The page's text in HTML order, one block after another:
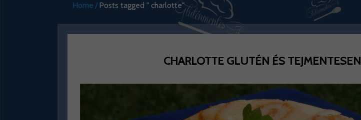
Home Posts tagged " charlotte"
CHARLOTTE GLUTÉN ÉS TEJMENTESEN